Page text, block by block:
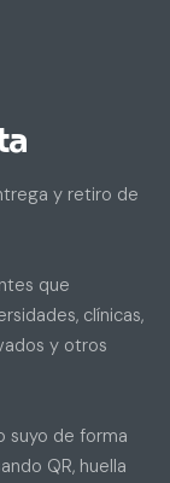
y retiro de
que
clínicas,
y otros
suyo de forma
QR, huella